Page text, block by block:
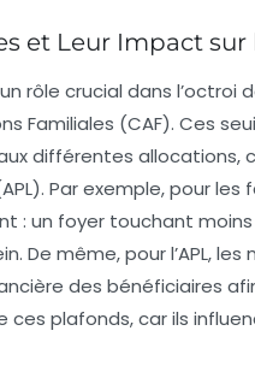
et Leur Impact
rôle crucial dans l’octroi
Familiales (CAF). Ces
différentes allocations,
Par exemple, pour
: un foyer touchant
De même, pour l’APL,
des bénéficiaires
ces plafonds, car ils